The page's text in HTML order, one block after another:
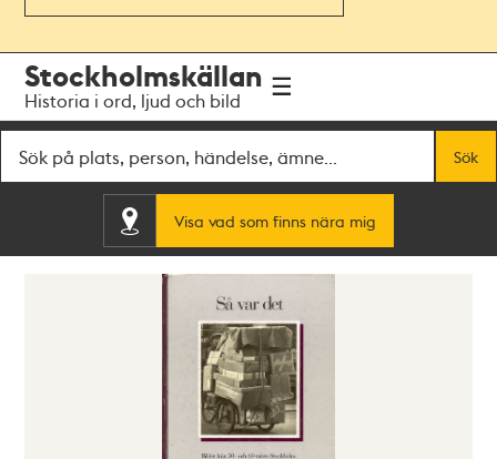
navigationen
huvudinnehållet
Stockholmskällan
Historia i ord, ljud och bild
Sök
Visa vad som finns nära mig